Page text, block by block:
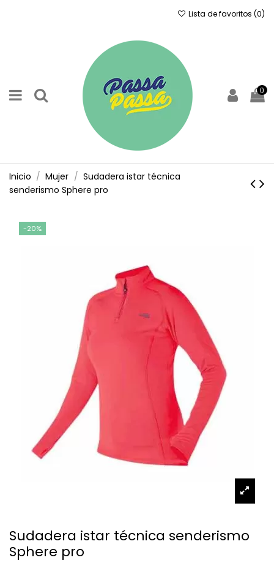
Lista de favoritos (0)
0
Inicio Mujer
Sudadera istar técnica
senderismo Sphere pro
-20%
Sudadera istar técnica senderismo
Sphere pro